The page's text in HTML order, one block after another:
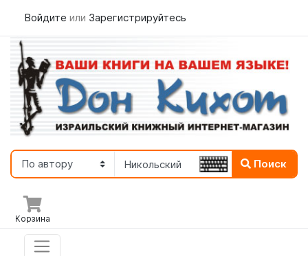
Войдите или Зарегистрируйтесь
Поиск
Корзина